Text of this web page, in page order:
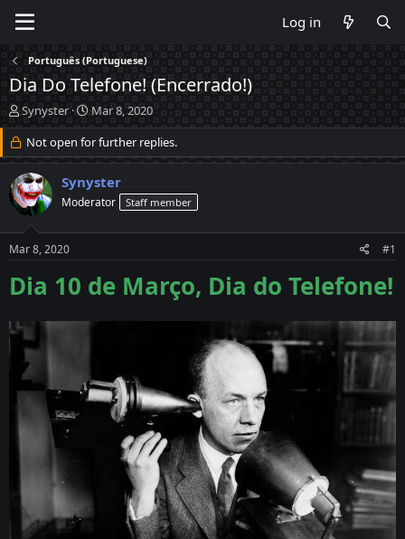
Log in
Português (Portuguese)
Dia Do Telefone! (Encerrado!)
T
h
r
e
a
d
s
r
e
Synyster
S
t
a
r
d
a
Mar 8, 2020
Not open for further replies.
Synyster
Moderator Staff member
Mar 8, 2020 #1
Dia 10 de Março, Dia do Telefone!